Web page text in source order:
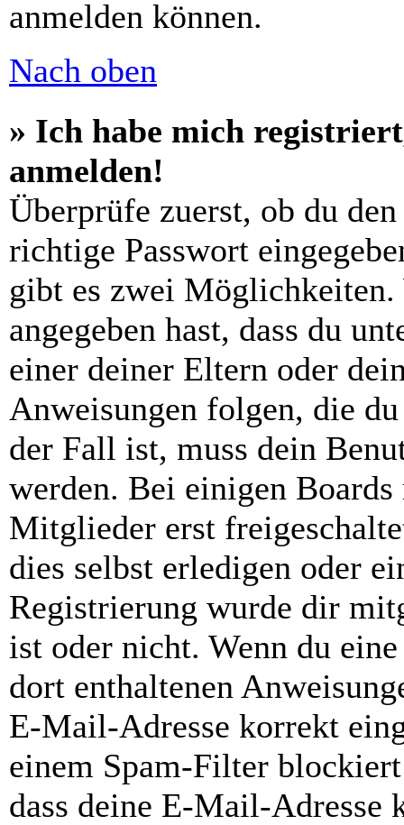
anmelden können.
Nach oben
» Ich habe mich
anmelden!
Überprüfe zuerst, ob du
richtige Passwort
gibt es zwei
angegeben hast, dass du
einer deiner Eltern oder
Anweisungen folgen, die
der Fall ist, muss dein
werden. Bei einigen Boards
Mitglieder erst
dies selbst erledigen oder
Registrierung wurde dir
ist oder nicht. Wenn du
dort enthaltenen
E-Mail-Adresse korrekt
einem Spam-Filter
dass deine E-Mail-Adresse